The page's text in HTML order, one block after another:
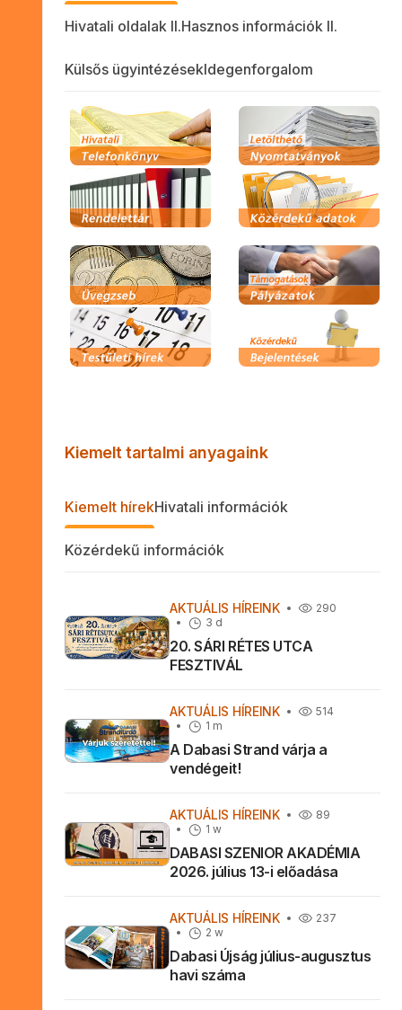
Hivatali oldalak II.Hasznos információk II.
Külsős ügyintézésekIdegenforgalom
Kiemelt tartalmi anyagaink
Kiemelt hírekHivatali információk
Közérdekű információk
AKTUÁLIS HÍREINK
290
3 d
20. SÁRI RÉTES UTCA
FESZTIVÁL
AKTUÁLIS HÍREINK
514
1 m
A Dabasi Strand várja a
vendégeit!
AKTUÁLIS HÍREINK
89
1 w
DABASI SZENIOR AKADÉMIA
2026. július 13-i előadása
AKTUÁLIS HÍREINK
237
2 w
Dabasi Újság július-augusztus
havi száma